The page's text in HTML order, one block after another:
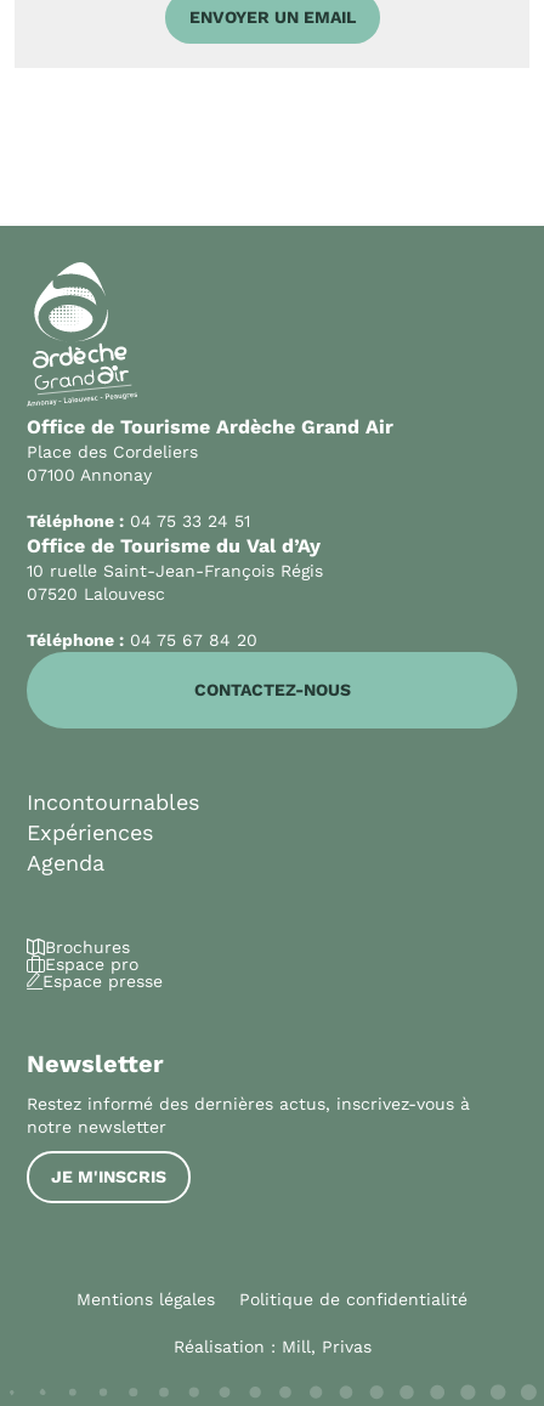
ENVOYER UN EMAIL
Office de Tourisme Ardèche Grand Air
Place des Cordeliers
07100 Annonay
Téléphone : 04 75 33 24 51
Office de Tourisme du Val d’Ay
10 ruelle Saint-Jean-François Régis
07520 Lalouvesc
Téléphone : 04 75 67 84 20
CONTACTEZ-NOUS
Incontournables
Expériences
Agenda
Brochures
Espace pro
Espace presse
Newsletter
Restez informé des dernières actus, inscrivez-vous à
notre newsletter
JE M'INSCRIS
Mentions légales Politique de confidentialité
Réalisation : Mill, Privas